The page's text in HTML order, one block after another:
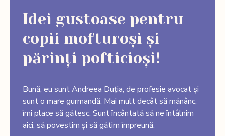
Idei gustoase pentru
copii mofturoși și
părinți pofticioși!
Bună, eu sunt Andreea Duția, de profesie avocat și
sunt o mare gurmandă. Mai mult decât să mănânc,
îmi place să gătesc. Sunt încântată să ne întâlnim
aici, să povestim și să gătim împreună.